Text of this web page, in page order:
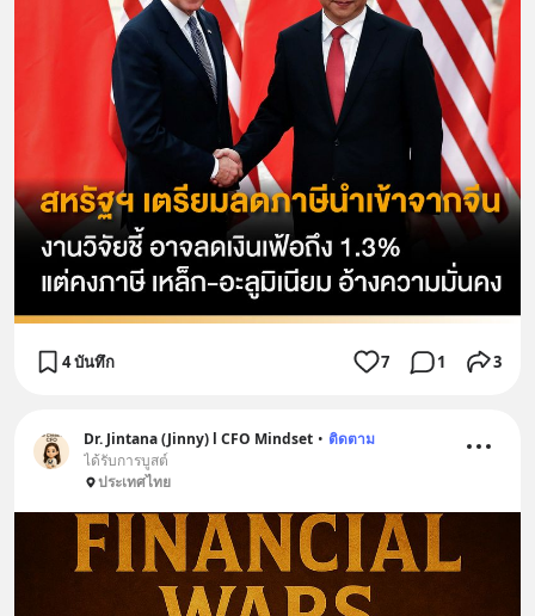
4 บันทึก 7 1 3
Dr. Jintana (Jinny) l CFO Mindset • ติดตาม
ได้รับการบูสต์
ประเทศไทย